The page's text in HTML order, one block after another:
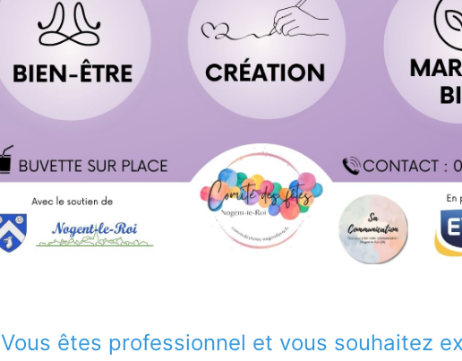
Vous êtes professionnel et vous souhaitez